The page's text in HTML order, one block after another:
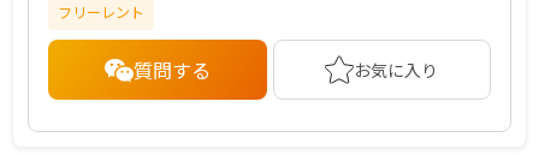
フリーレント
質問する お気に入り